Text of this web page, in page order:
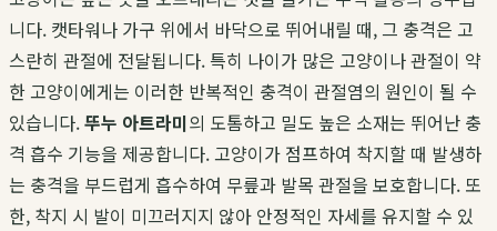
니다. 캣타워나 가구 위에서 바닥으로 뛰어내릴 때, 그 충격은 고
스란히 관절에 전달됩니다. 특히 나이가 많은 고양이나 관절이 약
한 고양이에게는 이러한 반복적인 충격이 관절염의 원인이 될 수
있습니다.뚜누 아트라미의 도톰하고 밀도 높은 소재는 뛰어난 충
격 흡수 기능을 제공합니다. 고양이가 점프하여 착지할 때 발생하
는 충격을 부드럽게 흡수하여 무릎과 발목 관절을 보호합니다. 또
한, 착지 시 발이 미끄러지지 않아 안정적인 자세를 유지할 수 있